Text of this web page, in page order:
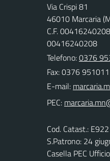
Via Crispi 81
46010 Marcaria
C.F.
00416240208
Telefono:0376
Fax: 0376 951011
E-mail:
PEC:
Cod. Catast.: E922
S.Patrono: 24
Casella PEC